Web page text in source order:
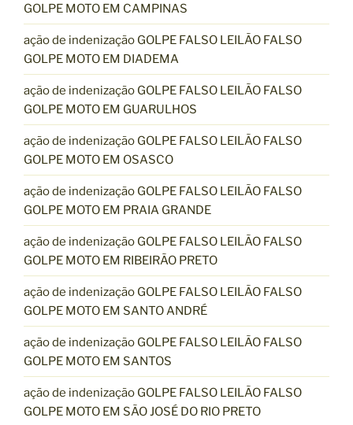
GOLPE MOTO EM CAMPINAS
ação de indenização GOLPE FALSO LEILÃO FALSO
GOLPE MOTO EM DIADEMA
ação de indenização GOLPE FALSO LEILÃO FALSO
GOLPE MOTO EM GUARULHOS
ação de indenização GOLPE FALSO LEILÃO FALSO
GOLPE MOTO EM OSASCO
ação de indenização GOLPE FALSO LEILÃO FALSO
GOLPE MOTO EM PRAIA GRANDE
ação de indenização GOLPE FALSO LEILÃO FALSO
GOLPE MOTO EM RIBEIRÃO PRETO
ação de indenização GOLPE FALSO LEILÃO FALSO
GOLPE MOTO EM SANTO ANDRÉ
ação de indenização GOLPE FALSO LEILÃO FALSO
GOLPE MOTO EM SANTOS
ação de indenização GOLPE FALSO LEILÃO FALSO
GOLPE MOTO EM SÃO JOSÉ DO RIO PRETO